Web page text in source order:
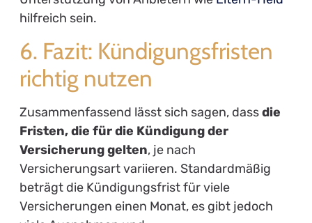
hilfreich sein.
6. Fazit: Kündigungsfristen
richtig nutzen
Zusammenfassend lässt sich sagen, dassdie
Fristen, die für die Kündigung der
Versicherung gelten, je nach
Versicherungsart variieren. Standardmäßig
beträgt die Kündigungsfrist für viele
Versicherungen einen Monat, es gibt jedoch